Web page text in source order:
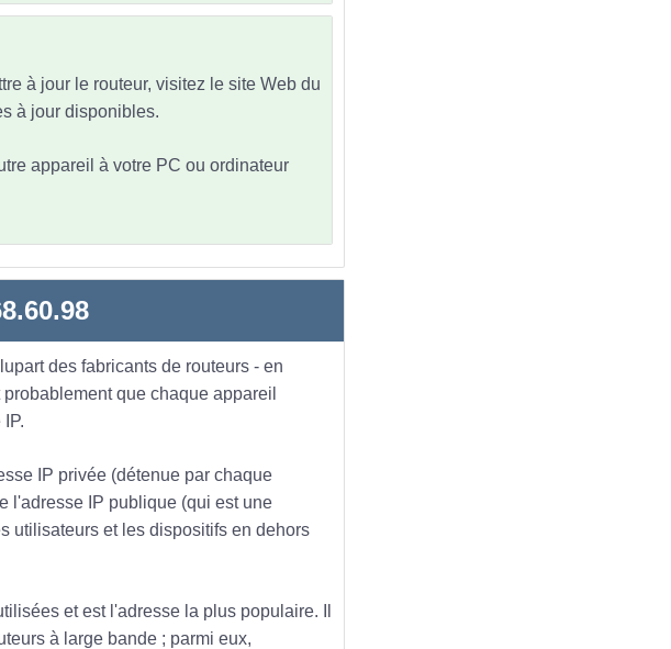
à jour le routeur, visitez le site Web du
à jour disponibles.
appareil à votre PC ou ordinateur
des fabricants de routeurs - en
que chaque appareil
IP privée (détenue par chaque
l'adresse IP publique (qui est une
utilisateurs et les dispositifs en dehors
et est l'adresse la plus populaire. Il
à large bande ; parmi eux,